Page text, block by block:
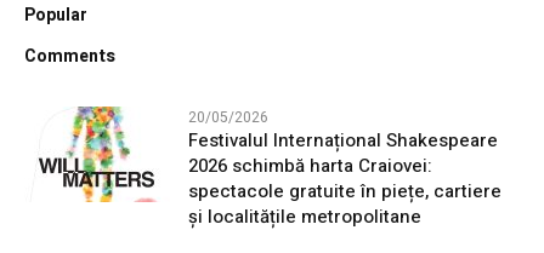
Popular
Comments
20/05/2026
Festivalul Internațional Shakespeare
2026 schimbă harta Craiovei:
spectacole gratuite în piețe, cartiere
și localitățile metropolitane